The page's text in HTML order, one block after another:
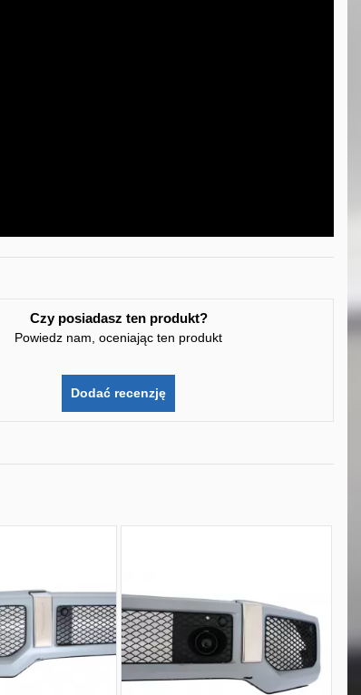
Czy posiadasz ten produkt?
Powiedz nam, oceniając ten produkt
Dodać recenzję